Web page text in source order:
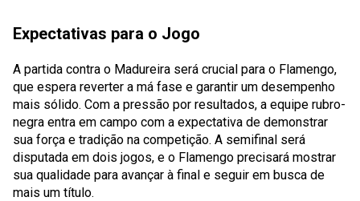
Expectativas para o Jogo
A partida contra o Madureira será crucial para o Flamengo,
que espera reverter a má fase e garantir um desempenho
mais sólido. Com a pressão por resultados, a equipe rubro-
negra entra em campo com a expectativa de demonstrar
sua força e tradição na competição. A semifinal será
disputada em dois jogos, e o Flamengo precisará mostrar
sua qualidade para avançar à final e seguir em busca de
mais um título.